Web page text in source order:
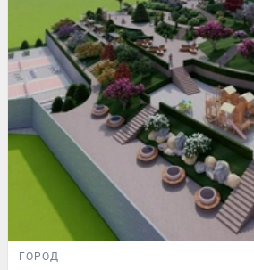
ГОРОД